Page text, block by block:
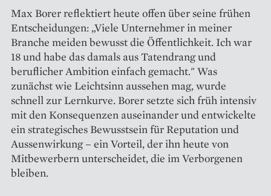
Max Borer reflektiert heute offen über seine frühen
Entscheidungen: „Viele Unternehmer in meiner
Branche meiden bewusst die Öffentlichkeit. Ich war
18 und habe das damals aus Tatendrang und
beruflicher Ambition einfach gemacht." Was
zunächst wie Leichtsinn aussehen mag, wurde
schnell zur Lernkurve. Borer setzte sich früh intensiv
mit den Konsequenzen auseinander und entwickelte
ein strategisches Bewusstsein für Reputation und
Aussenwirkung – ein Vorteil, der ihn heute von
Mitbewerbern unterscheidet, die im Verborgenen
bleiben.